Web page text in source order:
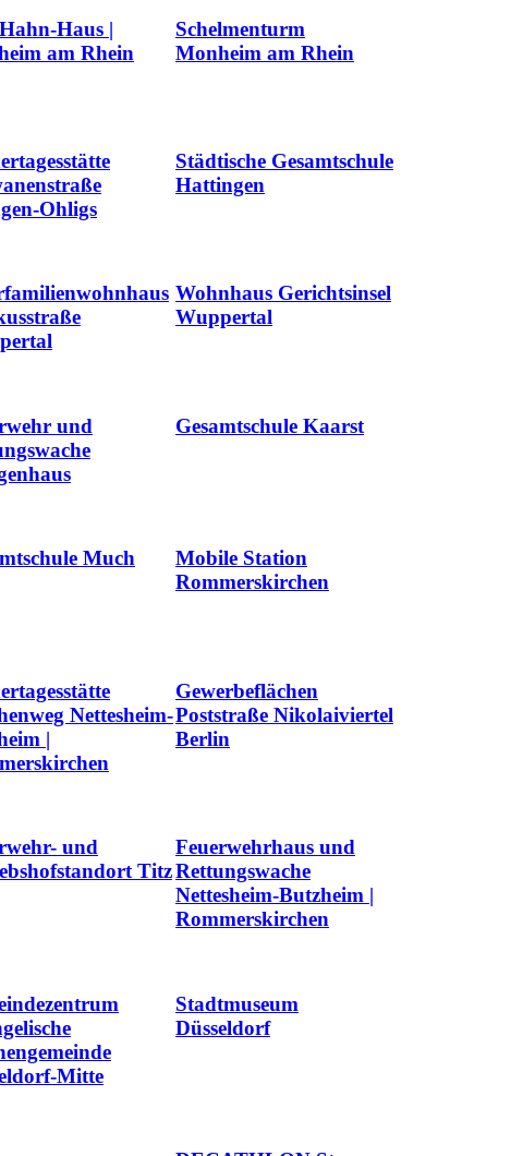
Haus |
am Rhein
Schelmenturm
Monheim am Rhein
Ohligs
Städtische Gesamtschule
Hattingen
Wohnhaus Gerichtsinsel
Wuppertal
und
Gesamtschule Kaarst
Much
Mobile Station
Rommerskirchen
Nettesheim-
|
Gewerbeflächen
Poststraße Nikolaiviertel
Berlin
und
Titz
Feuerwehrhaus und
Rettungswache
Nettesheim-Butzheim |
Rommerskirchen
Mitte
Stadtmuseum
Düsseldorf